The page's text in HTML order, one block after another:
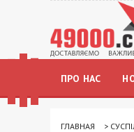
ПРО НАС
ГЛАВНАЯ >